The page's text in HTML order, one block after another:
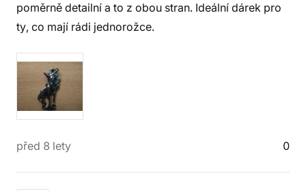
poměrně detailní a to z obou stran. Ideální dárek pro
ty, co mají rádi jednorožce.
před 8 lety 0